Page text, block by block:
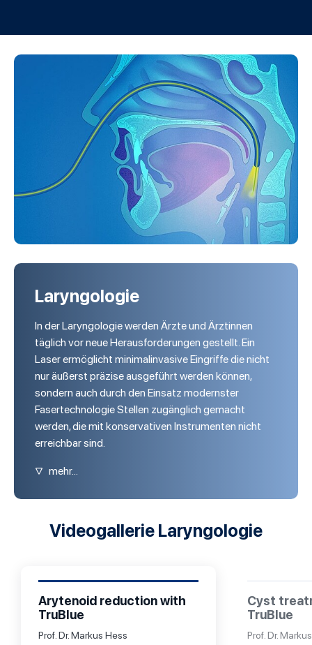
Laryngologie
In der Laryngologie werden Ärzte und Ärztinnen
täglich vor neue Herausforderungen gestellt. Ein
Laser ermöglicht minimalinvasive Eingriffe die nicht
nur äußerst präzise ausgeführt werden können,
sondern auch durch den Einsatz modernster
Fasertechnologie Stellen zugänglich gemacht
werden, die mit konservativen Instrumenten nicht
erreichbar sind.
▽ mehr...
Videogallerie Laryngologie
Arytenoid reduction with
TruBlue
Prof. Dr. Markus Hess
Cyst
TruBlue
Prof. Dr.